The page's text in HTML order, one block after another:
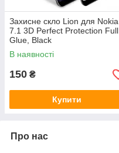
Захисне скло Lion для Nokia
7.1 3D Perfect Protection Full
Glue, Black
В наявності
150 ₴
Купити
Про нас